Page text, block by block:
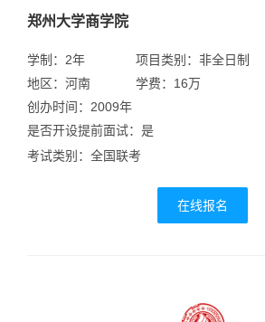
郑州大学商学院
学制：2年
地区：河南
项目类别：非全日制
学费：16万
创办时间：2009年
是否开设提前面试：是
考试类别：全国联考
在线报名